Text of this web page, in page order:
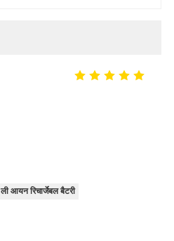
ली आयन रिचार्जेबल बैटरी